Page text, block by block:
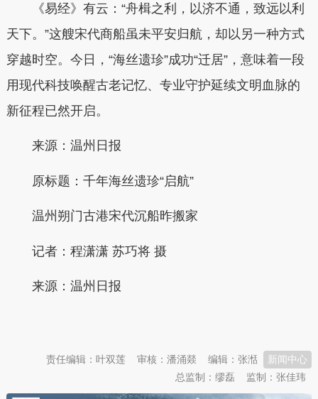
《易经》有云：“舟楫之利，以济不通，致远以利
天下。”这艘宋代商船虽未平安归航，却以另一种方式
穿越时空。今日，“海丝遗珍”成功“迁居”，意味着一段
用现代科技唤醒古老记忆、专业守护延续文明血脉的
新征程已然开启。
来源：温州日报
原标题：千年海丝遗珍“启航”
温州朔门古港宋代沉船昨搬家
记者：程潇潇 苏巧将 摄
来源：温州日报
新闻中心
编辑：张湉
审核：潘涌燚
责任编辑：叶双莲
监制：张佳玮
总监制：缪磊